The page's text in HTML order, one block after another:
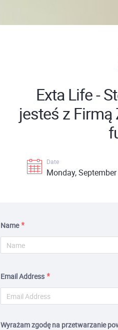
Exta Life -
jesteś z Firmą
Date
Monday,
Name
Email Address
Wyrażam zgodę na przetwarzanie